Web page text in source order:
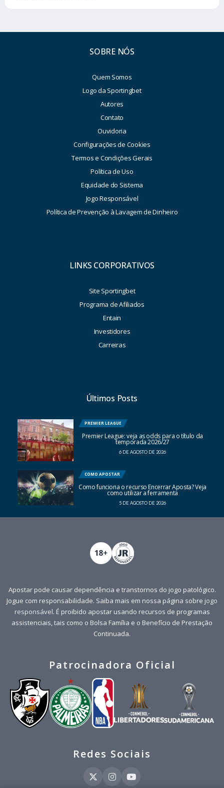
SOBRE NÓS
Quem Somos
Logo da Sportingbet
Autores
Contato
Ouvidoria
Configurações de Cookies
Termos e Condições Gerais
Política de Uso
Equidade do Sistema
Jogo Responsável
Política de Prevenção à Lavagem de Dinheiro
LINKS CORPORATIVOS
Site Sportingbet
Programa de Afiliados
Entain
Investidores
Carreiras
Últimos Posts
PREMIER LEAGUE
Premier League: veja as odds para o título da
temporada 2026/27
6 DE AGOSTO DE 2026
COMO APOSTAR
Como funciona o recurso Encerrar Aposta? Veja
como utilizar a ferramenta
5 DE AGOSTO DE 2026
Apostar pode causar dependência e transtornos do jogo patológico.
Jogue com responsabilidade. Saiba mais em nossa página sobre jogo
responsável. É proibido apostar usando recursos de programas
assistenciais, tais como o Bolsa Família e o Benefício de Prestação
Continuada.
Patrocinadora Oficial
Redes Sociais